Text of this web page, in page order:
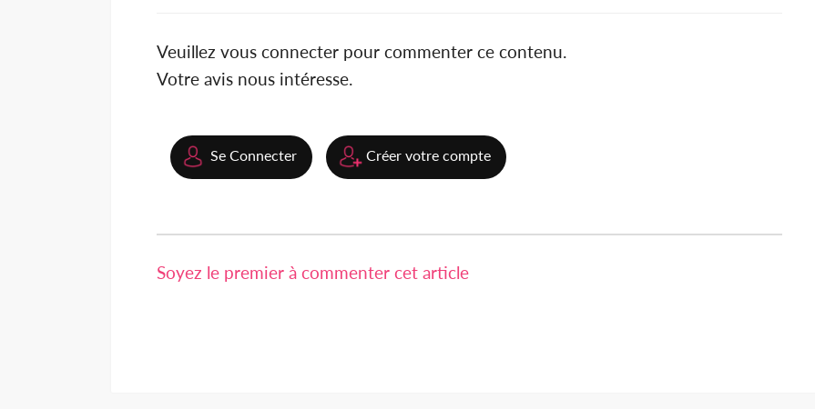
Veuillez vous connecter pour commenter ce contenu.
Votre avis nous intéresse.
Se Connecter Créer votre compte
Soyez le premier à commenter cet article